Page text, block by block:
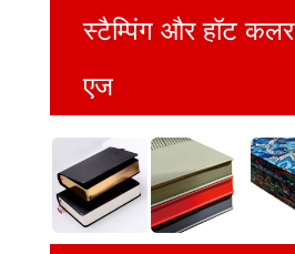
स्टैम्पिंग और हॉट कलर
एज